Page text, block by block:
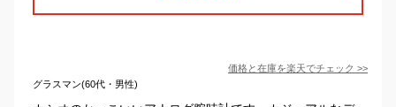
価格と在庫を楽天でチェック >>
グラスマン(60代・男性)